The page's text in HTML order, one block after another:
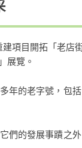
項目開拓「老店
展覽。
年的老字號，包
們的發展事蹟之